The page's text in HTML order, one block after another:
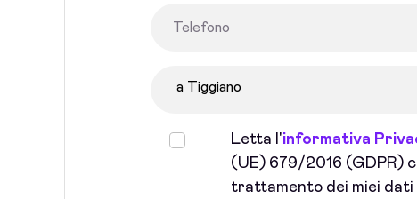
Letta l'informativa
(UE) 679/2016 (GDPR)
trattamento dei miei dati